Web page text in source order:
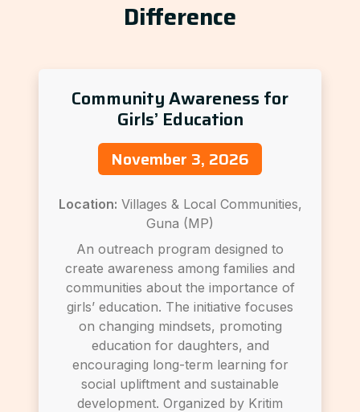
Difference
Community Awareness for
Girls’ Education
November 3, 2026
Location: Villages & Local Communities,
Guna (MP)
An outreach program designed to
create awareness among families and
communities about the importance of
girls’ education. The initiative focuses
on changing mindsets, promoting
education for daughters, and
encouraging long-term learning for
social upliftment and sustainable
development. Organized by Kritim